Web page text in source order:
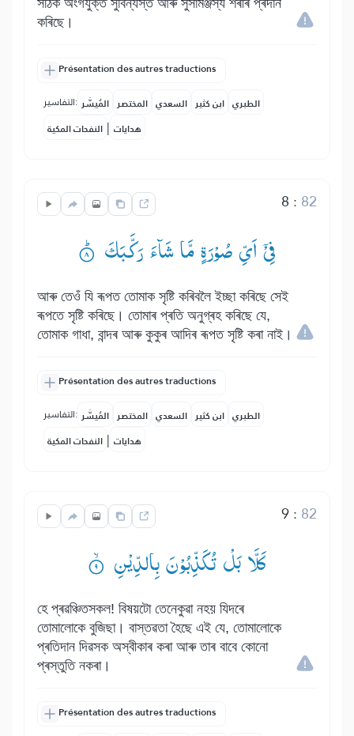
সঠিক অংগযুক্ত সুবিন্যস্ত আৰু সুসামঞ্জস্য শৰীৰ প্ৰদান
কৰিছে।
Présentation des autres traductions
التفاسير: المُيسَّر المختصر السعدي ابن كثير الطبري
النفحات المكية | هدايات
8 : 82
فِیْۤ اَیِّ صُوْرَةٍ مَّا شَآءَ رَكَّبَكَ ۟ؕ
আৰু তেওঁ যি ৰূপত তোমাক সৃষ্টি কৰিবলৈ ইচ্ছা কৰিছে সেই
ৰূপতে সৃষ্টি কৰিছে। তোমাৰ প্ৰতি অনুগ্ৰহ কৰিছে যে,
তোমাক গাধা, বান্দৰ আৰু কুকুৰ আদিৰ ৰূপত সৃষ্টি কৰা নাই।
Présentation des autres traductions
التفاسير: المُيسَّر المختصر السعدي ابن كثير الطبري
النفحات المكية | هدايات
9: 82
كَلَّا بَلْ تُكَذِّبُوْنَ بِالدِّیْنِ ۟ۙ
হে প্ৰৱঞ্চিতসকল! বিষয়টো তেনেকুৱা নহয় যিদৰে
তোমালোকে বুজিছা। বাস্তৱতা হৈছে এই যে, তোমালোকে
প্ৰতিদান দিৱসক অস্বীকাৰ কৰা আৰু তাৰ বাবে কোনো
প্ৰস্তুতি নকৰা।
Présentation des autres traductions